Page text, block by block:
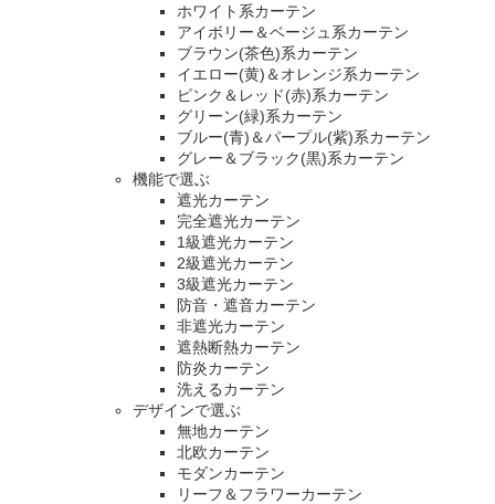
ホワイト系カーテン
アイボリー＆ベージュ系カーテン
ブラウン(茶色)系カーテン
イエロー(黄)＆オレンジ系カーテン
ピンク＆レッド(赤)系カーテン
グリーン(緑)系カーテン
ブルー(青)＆パープル(紫)系カーテン
グレー＆ブラック(黒)系カーテン
機能で選ぶ
遮光カーテン
完全遮光カーテン
1級遮光カーテン
2級遮光カーテン
3級遮光カーテン
防音・遮音カーテン
非遮光カーテン
遮熱断熱カーテン
防炎カーテン
洗えるカーテン
デザインで選ぶ
無地カーテン
北欧カーテン
モダンカーテン
リーフ＆フラワーカーテン